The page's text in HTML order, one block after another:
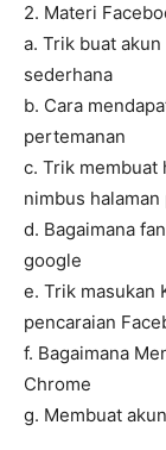
2. Materi
a. Trik buat
sederhana
b. Cara
pertemanan
c. Trik membuat
nimbus
d. Bagaimana
google
e. Trik masukan
pencaraian
f. Bagaimana
Chrome
g. Membuat